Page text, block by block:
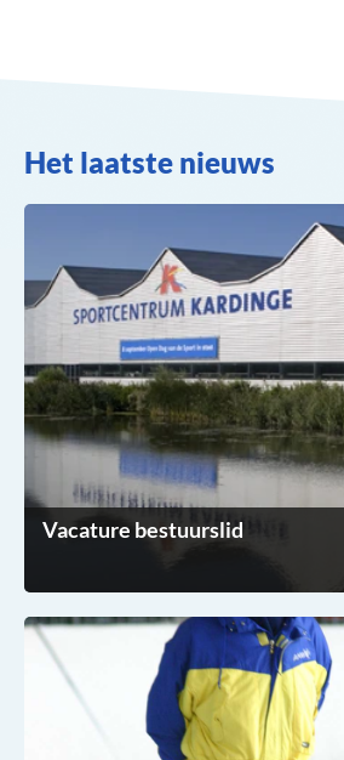
Het laatste nieuws
Vacature bestuurslid